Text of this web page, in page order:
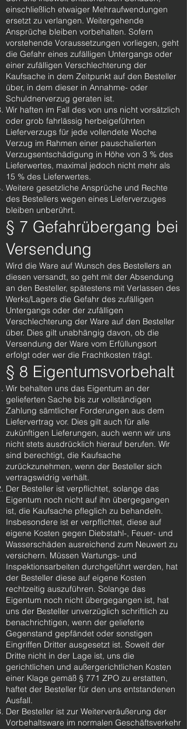
einschließlich etwaiger Mehraufwendungen
ersetzt zu verlangen. Weitergehende
Ansprüche bleiben vorbehalten. Sofern
vorstehende Voraussetzungen vorliegen, geht
die Gefahr eines zufälligen Untergangs oder
einer zufälligen Verschlechterung der
Kaufsache in dem Zeitpunkt auf den Besteller
über, in dem dieser in Annahme- oder
Schuldnerverzug geraten ist.
Wir haften im Fall des von uns nicht vorsätzlich
oder grob fahrlässig herbeigeführten
Lieferverzugs für jede vollendete Woche
Verzug im Rahmen einer pauschalierten
Verzugsentschädigung in Höhe von 3 % des
Lieferwertes, maximal jedoch nicht mehr als
15 % des Lieferwertes.
Weitere gesetzliche Ansprüche und Rechte
des Bestellers wegen eines Lieferverzuges
bleiben unberührt.
§ 7 Gefahrübergang bei
Versendung
Wird die Ware auf Wunsch des Bestellers an
diesen versandt, so geht mit der Absendung
an den Besteller, spätestens mit Verlassen des
Werks/Lagers die Gefahr des zufälligen
Untergangs oder der zufälligen
Verschlechterung der Ware auf den Besteller
über. Dies gilt unabhängig davon, ob die
Versendung der Ware vom Erfüllungsort
erfolgt oder wer die Frachtkosten trägt.
§ 8 Eigentumsvorbehalt
Wir behalten uns das Eigentum an der
gelieferten Sache bis zur vollständigen
Zahlung sämtlicher Forderungen aus dem
Liefervertrag vor. Dies gilt auch für alle
zukünftigen Lieferungen, auch wenn wir uns
nicht stets ausdrücklich hierauf berufen. Wir
sind berechtigt, die Kaufsache
zurückzunehmen, wenn der Besteller sich
vertragswidrig verhält.
Der Besteller ist verpflichtet, solange das
Eigentum noch nicht auf ihn übergegangen
ist, die Kaufsache pfleglich zu behandeln.
Insbesondere ist er verpflichtet, diese auf
eigene Kosten gegen Diebstahl-, Feuer- und
Wasserschäden ausreichend zum Neuwert zu
versichern. Müssen Wartungs- und
Inspektionsarbeiten durchgeführt werden, hat
der Besteller diese auf eigene Kosten
rechtzeitig auszuführen. Solange das
Eigentum noch nicht übergegangen ist, hat
uns der Besteller unverzüglich schriftlich zu
benachrichtigen, wenn der gelieferte
Gegenstand gepfändet oder sonstigen
Eingriffen Dritter ausgesetzt ist. Soweit der
Dritte nicht in der Lage ist, uns die
gerichtlichen und außergerichtlichen Kosten
einer Klage gemäß § 771 ZPO zu erstatten,
haftet der Besteller für den uns entstandenen
Ausfall.
Der Besteller ist zur Weiterveräußerung der
Vorbehaltsware im normalen Geschäftsverkehr